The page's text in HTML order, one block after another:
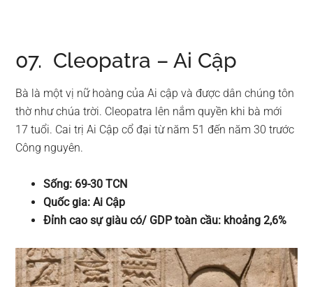
07. Cleopatra – Ai Cập
Bà là một vị nữ hoàng của Ai cập và được dân chúng tôn
thờ như chúa trời. Cleopatra lên nắm quyền khi bà mới
17 tuổi. Cai trị Ai Cập cổ đại từ năm 51 đến năm 30 trước
Công nguyên.
Sống: 69-30 TCN
Quốc gia: Ai Cập
Đỉnh cao sự giàu có/ GDP toàn cầu: khoảng 2,6%